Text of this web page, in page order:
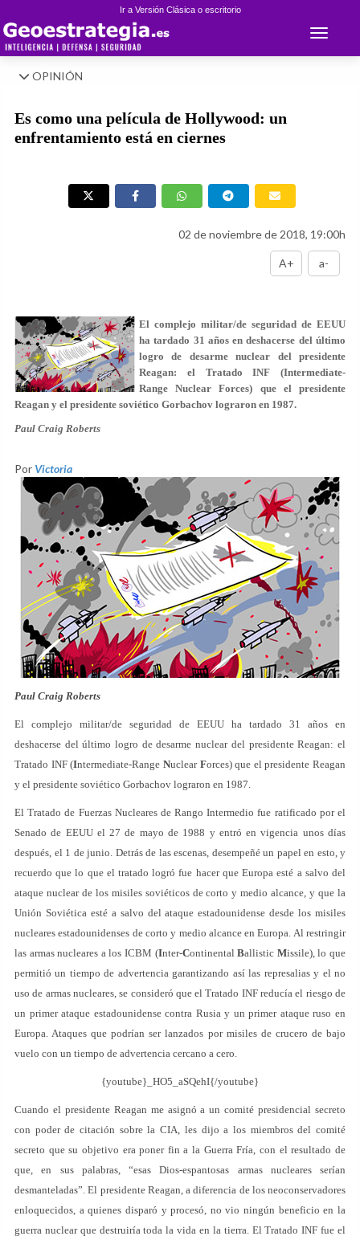
Ir a Versión Clásica o escritorio
Toggle
OPINIÓN
Es como una película de Hollywood: un
enfrentamiento está en ciernes
02 de noviembre de 2018, 19:00h
A+ a-
El complejo militar/de seguridad de EEUU
ha tardado 31 años en deshacerse del último
logro de desarme nuclear del presidente
Reagan: el Tratado INF (Intermediate-
RangeNuclearForces) que el presidente
Reagan y el presidente soviético Gorbachov lograron en 1987.
Paul Craig Roberts
Por Victoria
Paul Craig Roberts
El complejo militar/de seguridad de EEUU ha tardado 31 años en
deshacerse del último logro de desarme nuclear del presidente Reagan: el
Tratado INF (Intermediate-Range Nuclear Forces) que el presidente Reagan
y el presidente soviético Gorbachov lograron en 1987.
El Tratado de Fuerzas Nucleares de Rango Intermedio fue ratificado por el
Senado de EEUU el 27 de mayo de 1988 y entró en vigencia unos días
después, el 1 de junio. Detrás de las escenas, desempeñé un papel en esto, y
recuerdo que lo que el tratado logró fue hacer que Europa esté a salvo del
ataque nuclear de los misiles soviéticos de corto y medio alcance, y que la
Unión Soviética esté a salvo del ataque estadounidense desde los misiles
nucleares estadounidenses de corto y medio alcance en Europa. Al restringir
las armas nucleares a los ICBM (Inter-ContinentalBallistic Missile), lo que
permitió un tiempo de advertencia garantizando así las represalias y el no
uso de armas nucleares, se consideró que el Tratado INF reducía el riesgo de
un primer ataque estadounidense contra Rusia y un primer ataque ruso en
Europa. Ataques que podrían ser lanzados por misiles de crucero de bajo
vuelo con un tiempo de advertencia cercano a cero.
{youtube}_HO5_aSQehI{/youtube}
Cuando el presidente Reagan me asignó a un comité presidencial secreto
con poder de citación sobre la CIA, les dijo a los miembros del comité
secreto que su objetivo era poner fin a la Guerra Fría, con el resultado de
que, en sus palabras, “esas Dios-espantosas armas nucleares serían
desmanteladas”. El presidente Reagan, a diferencia de los neoconservadores
enloquecidos, a quienes disparó y procesó, no vio ningún beneficio en la
guerra nuclear que destruiría toda la vida en la tierra. El Tratado INF fue el